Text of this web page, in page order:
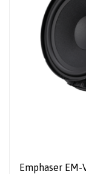
Emphaser EM-VWFX155 -